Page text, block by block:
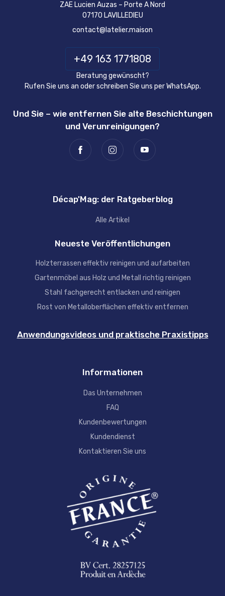
ZAE Lucien Auzas – Porte A Nord
07170 LAVILLEDIEU
contact@latelier.maison
+49 163 1771808
Beratung gewünscht?
Rufen Sie uns an oder schreiben Sie uns per WhatsApp.
Und Sie – wie entfernen Sie alte Beschichtungen
und Verunreinigungen?
Décap'Mag: der Ratgeberblog
Alle Artikel
Neueste Veröffentlichungen
Holzterrassen effektiv reinigen und aufarbeiten
Gartenmöbel aus Holz und Metall richtig reinigen
Stahl fachgerecht entlacken und reinigen
Rost von Metalloberflächen effektiv entfernen
Anwendungsvideos und praktische Praxistipps
Informationen
Das Unternehmen
FAQ
Kundenbewertungen
Kundendienst
Kontaktieren Sie uns